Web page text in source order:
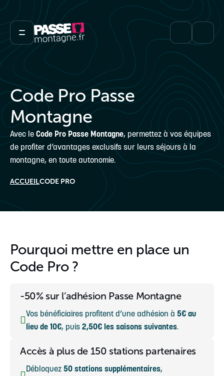
Code Pro Passe
Montagne
Avec le Code Pro Passe Montagne, permettez à vos équipes
de profiter d’avantages exclusifs sur leurs séjours à la
montagne, en toute autonomie.
ACCUEILCODE PRO
Pourquoi mettre en place un
Code Pro ?
-50% sur l’adhésion Passe Montagne
Vos bénéficiaires profitent d’une adhésion à 5€ au
lieu de 10€, puis 2,50€ les saisons suivantes.
Accès à plus de 150 stations partenaires
Débloquez 50 stations supplémentaires,